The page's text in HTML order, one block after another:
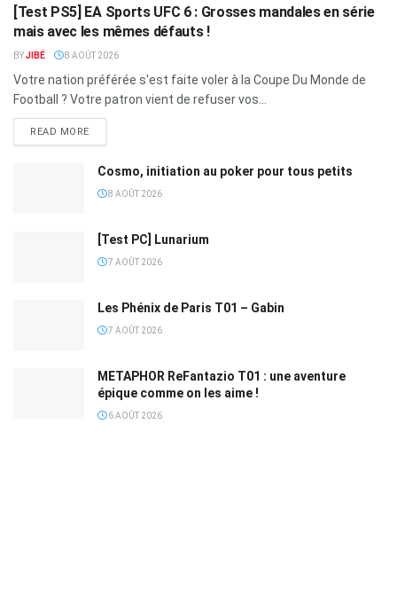
[Test PS5] EA Sports UFC 6 : Grosses mandales en série
mais avec les mêmes défauts !
BYJIBÉ 8 AOÛT 2026
Votre nation préférée s'est faite voler à la Coupe Du Monde de
Football ? Votre patron vient de refuser vos...
READ MORE
Cosmo, initiation au poker pour tous petits
8 AOÛT 2026
[Test PC] Lunarium
7 AOÛT 2026
Les Phénix de Paris T01 – Gabin
7 AOÛT 2026
METAPHOR ReFantazio T01 : une aventure
épique comme on les aime !
6 AOÛT 2026